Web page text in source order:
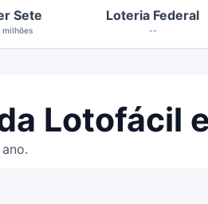
Sete
milhões
Loteria Federal
--
Lotofácil